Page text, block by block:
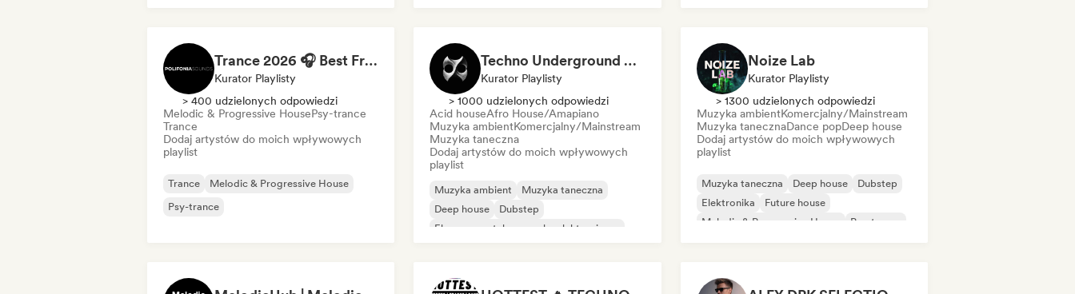
Trance 2026 🎧 Best Fresh Trance Music
Kurator Playlisty
> 400 udzielonych odpowiedzi
Melodic & Progressive HousePsy-trance
Trance
Dodaj artystów do moich wpływowych
playlist
Trance
Melodic & Progressive House
Psy-trance
Techno Underground Rave Anthems by Orphium
Kurator Playlisty
> 1000 udzielonych odpowiedzi
Acid houseAfro House/Amapiano
Muzyka ambientKomercjalny/Mainstream
Muzyka taneczna
Dodaj artystów do moich wpływowych
playlist
Muzyka ambient
Muzyka taneczna
Deep house
Dubstep
Eksperymentalna muzyka elektroniczna
Hard Techno
Noize Lab
Kurator Playlisty
> 1300 udzielonych odpowiedzi
Muzyka ambientKomercjalny/Mainstream
Muzyka tanecznaDance popDeep house
Dodaj artystów do moich wpływowych
playlist
Muzyka taneczna Deep house
Dubstep
Elektronika
Future house
Melodic & Progressive House
Psy-trance